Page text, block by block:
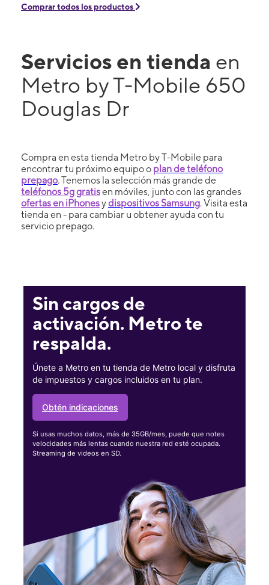
Comprar todos los productos
Servicios en tienda en
Metro by T-Mobile 650
Douglas Dr
Compra en esta tienda Metro by T-Mobile para
encontrar tu próximo equipo o plan de teléfono
prepago. Tenemos la selección más grande de
teléfonos 5g gratisen móviles, junto con las grandes
ofertas en iPhonesydispositivos Samsung. Visita esta
tienda en - para cambiar u obtener ayuda con tu
servicio prepago.
Sin cargos de
activación. Metro te
respalda.
Únete a Metro en tu tienda de Metro local y disfruta
de impuestos y cargos incluidos en tu plan.
Obtén indicaciones
Si usas muchos datos, más de 35GB/mes, puede que notes
velocidades más lentas cuando nuestra red esté ocupada.
Streaming de videos en SD.